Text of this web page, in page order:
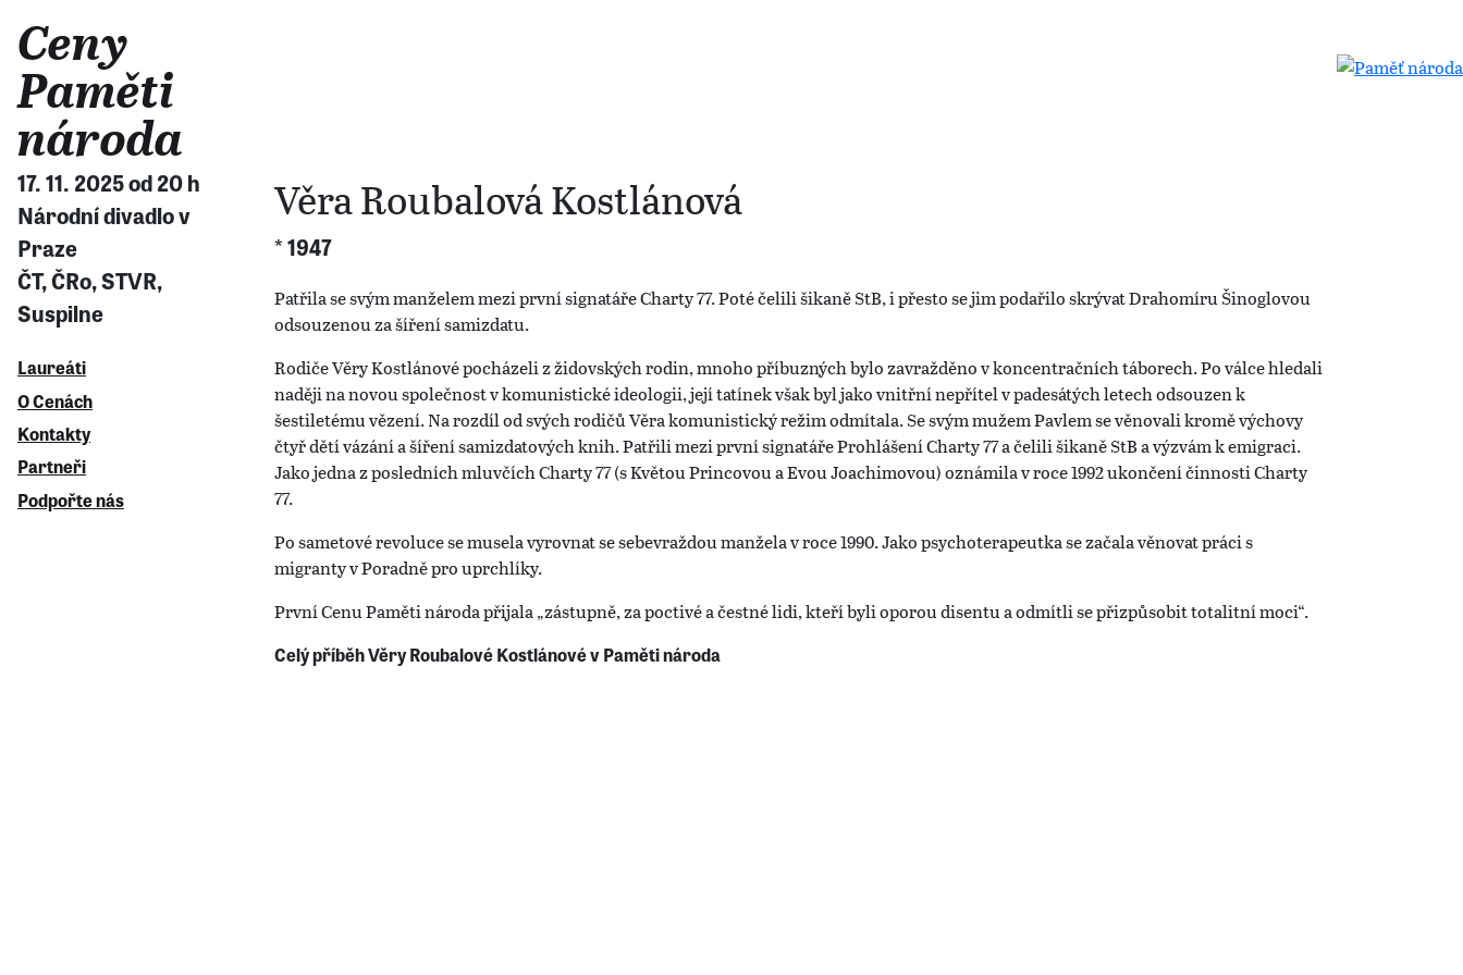
Ceny
Paměti
národa
17. 11. 2025 od 20 h
Národní divadlo v
Praze
ČT, ČRo, STVR,
Suspilne
Laureáti
O Cenách
Kontakty
Partneři
Podpořte nás
Věra Roubalová Kostlánová
* 1947
Patřila se svým manželem mezi první signatáře Charty 77. Poté čelili šikaně StB, i přesto se jim podařilo skrývat Drahomíru Šinoglovou
odsouzenou za šíření samizdatu.
Rodiče Věry Kostlánové pocházeli z židovských rodin, mnoho příbuzných bylo zavražděno v koncentračních táborech. Po válce hledali
naději na novou společnost v komunistické ideologii, její tatínek však byl jako vnitřní nepřítel v padesátých letech odsouzen k
šestiletému vězení. Na rozdíl od svých rodičů Věra komunistický režim odmítala. Se svým mužem Pavlem se věnovali kromě výchovy
čtyř dětí vázání a šíření samizdatových knih. Patřili mezi první signatáře Prohlášení Charty 77 a čelili šikaně StB a výzvám k emigraci.
Jako jedna z posledních mluvčích Charty 77 (s Květou Princovou a Evou Joachimovou) oznámila v roce 1992 ukončení činnosti Charty
77.
Po sametové revoluce se musela vyrovnat se sebevraždou manžela v roce 1990. Jako psychoterapeutka se začala věnovat práci s
migranty v Poradně pro uprchlíky.
První Cenu Paměti národa přijala „zástupně, za poctivé a čestné lidi, kteří byli oporou disentu a odmítli se přizpůsobit totalitní moci“.
Celý příběh Věry Roubalové Kostlánové v Paměti národa